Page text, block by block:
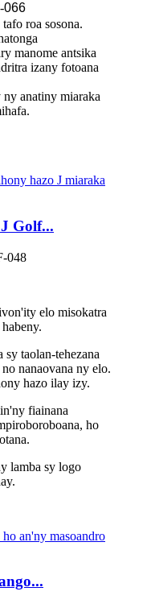
066
roa sosona.
manome antsika
izany fotoana
anatiny miaraka
Golf...
048
elo misokatra
taolan-tehezana
nanaovana ny elo.
hazo ilay izy.
fiainana
ho
lamba sy logo